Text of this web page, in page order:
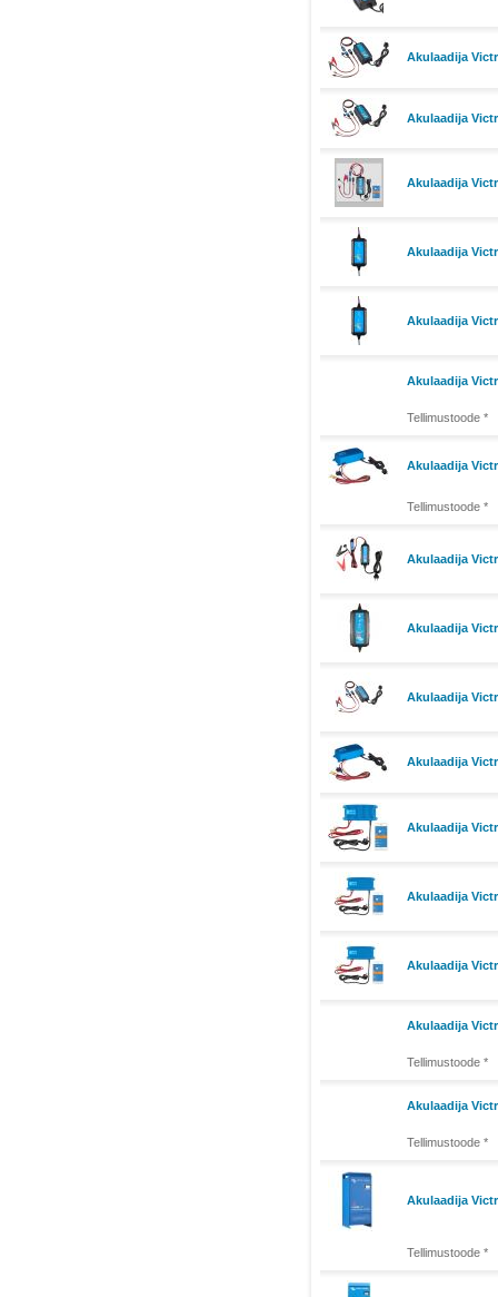
Akulaadija
Akulaadija
Akulaadija
Akulaadija
Akulaadija
Akulaadija
Tellimustoode *
Akulaadija
Tellimustoode *
Akulaadija
Akulaadija
Akulaadija
Akulaadija
Akulaadija
Akulaadija
Akulaadija
Akulaadija
Tellimustoode *
Akulaadija
Tellimustoode *
Akulaadija
Tellimustoode *